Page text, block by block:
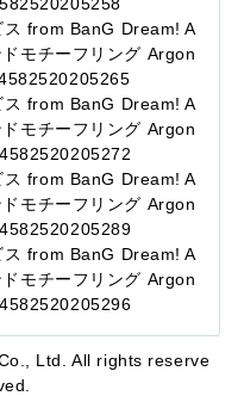
ス from BanG Dream! A
モチーフリング Argon
ス from BanG Dream! A
モチーフリング Argon
ス from BanG Dream! A
モチーフリング Argon
ス from BanG Dream! A
モチーフリング Argon
Ltd. All rights reserve